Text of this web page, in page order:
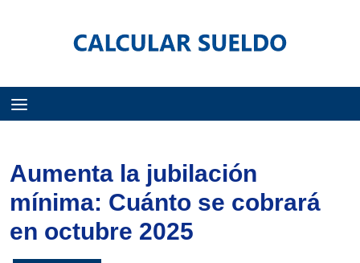
Aumenta la jubilación
mínima: Cuánto se cobrará
en octubre 2025